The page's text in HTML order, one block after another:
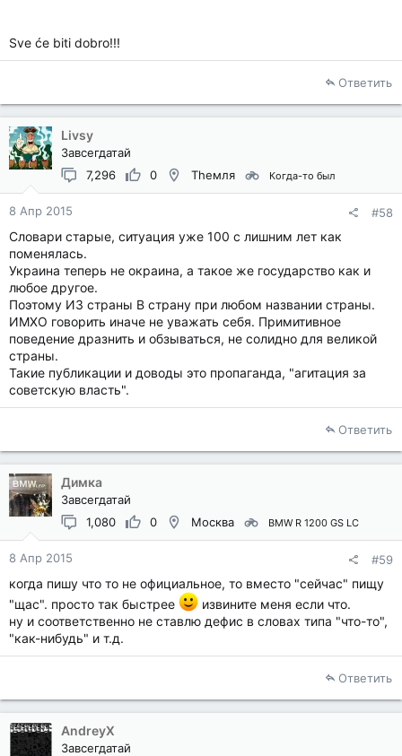
Sve će biti dobro!!!
Ответить
Livsy
Завсегдатай
7,296
0 Theмля Когда-то был
8 Апр 2015 #58
Словари старые, ситуация уже 100 с лишним лет как
поменялась.
Украина теперь не окраина, а такое же государство как и
любое другое.
Поэтому ИЗ страны В страну при любом названии страны.
ИМХО говорить иначе не уважать себя. Примитивное
поведение дразнить и обзываться, не солидно для великой
страны.
Такие публикации и доводы это пропаганда, "агитация за
советскую власть".
Ответить
Димка
Завсегдатай
1,080
0 Москва BMW R 1200 GS LC
8 Апр 2015 #59
когда пишу что то не официальное, то вместо "сейчас" пищу
"щас". просто так быстрее
извините меня если что.
ну и соответственно не ставлю дефис в словах типа "что-то",
"как-нибудь" и т.д.
Ответить
AndreyX
Завсегдатай